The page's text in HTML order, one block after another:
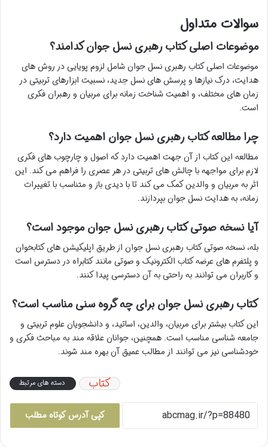
سوالات متداول
موضوعات اصلی کتاب رهبری نسل جوان کدامند؟
موضوعات اصلی کتاب رهبری نسل جوان شامل لزوم پویایی در روش های
هدایت، درک نیازها و پرسش های نسل جدید، نسبیت ابزارهای تربیتی در
زمان های مختلف، و اهمیت شناخت زمانه برای مربیان و رهبران فکری
است.
چرا مطالعه کتاب رهبری نسل جوان اهمیت دارد؟
مطالعه این کتاب از آن جهت اهمیت دارد که اصول و چارچوب های فکری
لازم برای مواجهه با چالش های تربیتی در هر عصری را فراهم می کند. این
اثر به مربیان و والدین کمک می کند تا با دیدی باز و متناسب با تغییرات
زمانه، به هدایت نسل جوان بپردازند.
آیا نسخه صوتی کتاب رهبری نسل جوان موجود است؟
بله، نسخه صوتی کتاب رهبری نسل جوان از طریق اپلیکیشن های کتابخوان
و پلتفرم های عرضه کتاب الکترونیک و صوتی مانند کتابراه در دسترس است
و کاربران می توانند به راحتی به آن دسترسی پیدا کنند.
کتاب رهبری نسل جوان برای چه گروه سنی مناسب است؟
این کتاب بیشتر برای مربیان، والدین، اساتید، و دانشجویان علوم تربیتی و
جامعه شناسی مناسب است. همچنین، جوانان علاقه مند به مباحث فکری و
خودشناسی نیز می توانند از مطالب عمیق آن بهره مند شوند.
دسته های مرتبط کتاب
کپی آدرس کوتاه مطلب